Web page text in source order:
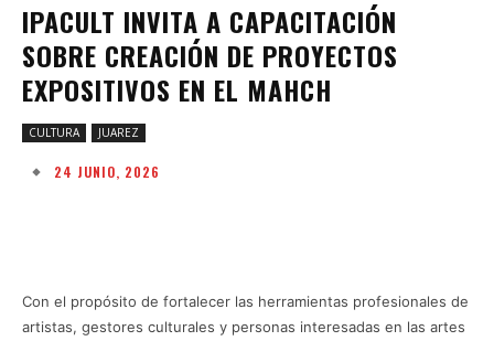
IPACULT INVITA A CAPACITACIÓN
SOBRE CREACIÓN DE PROYECTOS
EXPOSITIVOS EN EL MAHCH
CULTURA JUAREZ
24 JUNIO, 2026
Con el propósito de fortalecer las herramientas profesionales de
artistas, gestores culturales y personas interesadas en las artes